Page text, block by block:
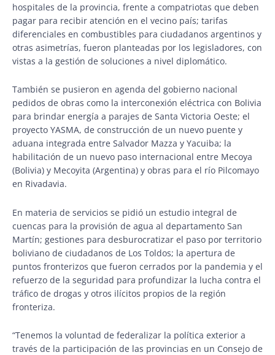
hospitales de la provincia, frente a compatriotas que deben
pagar para recibir atención en el vecino país; tarifas
diferenciales en combustibles para ciudadanos argentinos y
otras asimetrías, fueron planteadas por los legisladores, con
vistas a la gestión de soluciones a nivel diplomático.
También se pusieron en agenda del gobierno nacional
pedidos de obras como la interconexión eléctrica con Bolivia
para brindar energía a parajes de Santa Victoria Oeste; el
proyecto YASMA, de construcción de un nuevo puente y
aduana integrada entre Salvador Mazza y Yacuiba; la
habilitación de un nuevo paso internacional entre Mecoya
(Bolivia) y Mecoyita (Argentina) y obras para el río Pilcomayo
en Rivadavia.
En materia de servicios se pidió un estudio integral de
cuencas para la provisión de agua al departamento San
Martín; gestiones para desburocratizar el paso por territorio
boliviano de ciudadanos de Los Toldos; la apertura de
puntos fronterizos que fueron cerrados por la pandemia y el
refuerzo de la seguridad para profundizar la lucha contra el
tráfico de drogas y otros ilícitos propios de la región
fronteriza.
“Tenemos la voluntad de federalizar la política exterior a
través de la participación de las provincias en un Consejo de